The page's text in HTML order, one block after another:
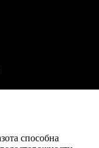
способна